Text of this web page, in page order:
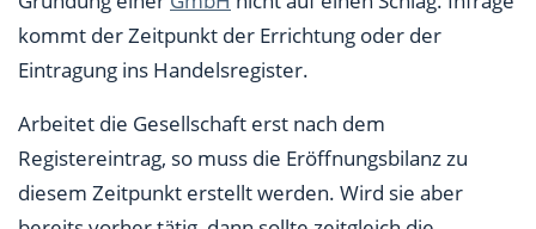
kommt der Zeitpunkt der Errichtung oder der
Eintragung ins Handelsregister.
Arbeitet die Gesellschaft erst nach dem
Registereintrag, so muss die Eröffnungsbilanz zu
diesem Zeitpunkt erstellt werden. Wird sie aber